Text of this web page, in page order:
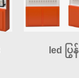
led ပြွန်